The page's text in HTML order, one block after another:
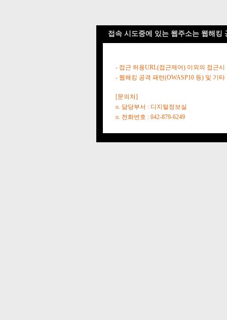
접속 시도중에 있는 웹주소는 웹해킹
- 접근 허용URL(접근제어) 이외의 접근시
- 웹해킹 공격 패턴(OWASP10 등) 및 기
[문의처]
o. 담당부서 : 디지털정보실
o. 전화번호 : 042-879-6249